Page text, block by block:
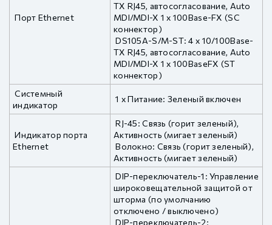
Порт Ethernet
TX RJ45, автосогласование, Auto
MDI/MDI-X 1 x 100Base-FX (SC
коннектор)
DS105A-S/M-ST: 4 x 10/100Base-
TX RJ45, автосогласование, Auto
MDI/MDI-X 1 x 100BaseFX (ST
коннектор)
Системный
индикатор
1 x Питание: Зеленый включен
Индикатор порта
Ethernet
RJ-45: Связь (горит зеленый),
Активность (мигает зеленый)
Волокно: Связь (горит зеленый),
Активность (мигает зеленый)
DIP-переключатель-1: Управление
широковещательной защитой от
шторма (по умолчанию
отключено / выключено)
DIP-переключатель-2: